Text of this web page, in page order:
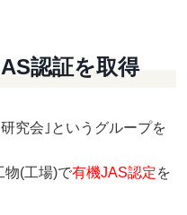
認証を取得
究会｣というグループを
物(工場)で有機JAS認定を